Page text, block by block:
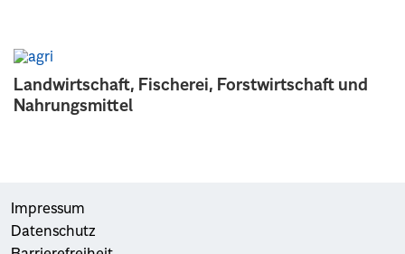
Landwirtschaft, Fischerei, Forstwirtschaft und
Nahrungsmittel
Impressum
Datenschutz